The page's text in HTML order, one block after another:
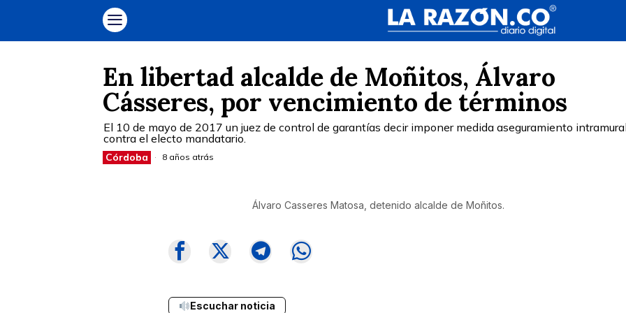
En libertad alcalde de Moñitos, Álvaro
Cásseres, por vencimiento de términos
El 10 de mayo de 2017 un juez de control de garantías decir imponer medida aseguramiento
contra el electo mandatario.
Córdoba 8 años atrás
Álvaro Casseres Matosa, detenido alcalde de Moñitos.
Escuchar noticia